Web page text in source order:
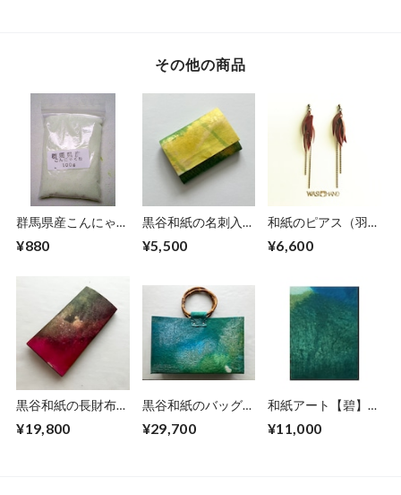
その他の商品
群馬県産こんにゃく
０ｇ）
¥880
黒谷和紙の名刺入れ
¥5,500
和紙のピアス（羽）
¥6,600
黒谷和紙の長財布
¥19,800
黒谷和紙のバッグ
¥29,700
和紙アート【碧】
¥11,000